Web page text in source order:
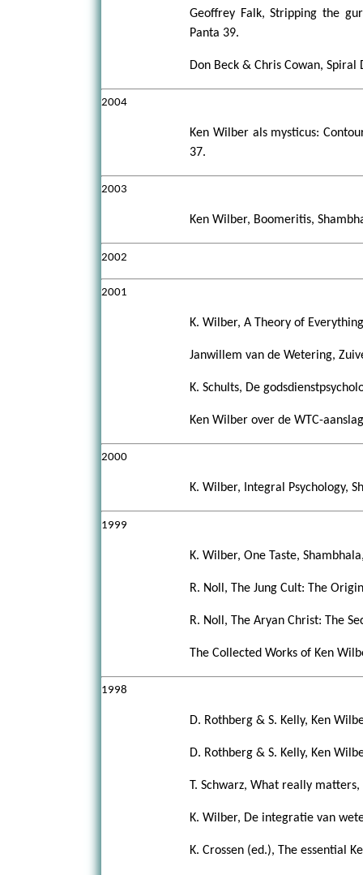
Geoffrey Falk, Stripping the
Panta 39.
Don Beck & Chris Cowan, Spiral
2004
Ken Wilber als mysticus:
37.
2003
Ken Wilber, Boomeritis,
2002
2001
K. Wilber, A Theory of
Janwillem van de Wetering,
K. Schults, De
Ken Wilber over de WTC-
2000
K. Wilber, Integral Psychology,
1999
K. Wilber, One Taste,
R. Noll, The Jung Cult: The
R. Noll, The Aryan Christ: The
The Collected Works of Ken
1998
D. Rothberg & S. Kelly, Ken
D. Rothberg & S. Kelly, Ken
T. Schwarz, What really
K. Wilber, De integratie van
K. Crossen (ed.), The essential